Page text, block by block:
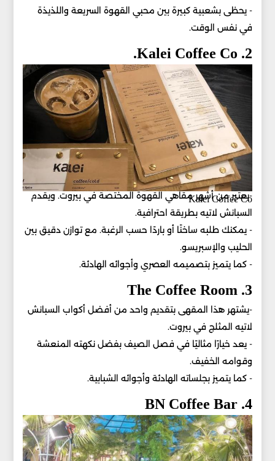
- يحظى بشعبية كبيرة بين محبي القهوة السريعة واللذيذة
في نفس الوقت.
2. Kalei Coffee Co.
Kalei Coffee Co
-يعتبر من أشهر مقاهي القهوة المختصة في بيروت. ويقدم
السبانش لاتيه بطريقة احترافية.
- يمكنك طلبه ساخنًا أو باردًا حسب الرغبة. مع توازن دقيق بين
الحليب والإسبريسو.
- كما يتميز بتصميمه العصري وأجوائه الهادئة.
3. The Coffee Room
-يشتهر هذا المقهى بتقديم واحد من أفضل أكواب السبانش
لاتيه المثلج في بيروت.
- يعد خيارًا مثاليًا في فصل الصيف بفضل نكهته المنعشة
وقوامه الخفيف.
- كما يتميز بجلساته الهادئة وأجوائه الشبابية.
4. BN Coffee Bar